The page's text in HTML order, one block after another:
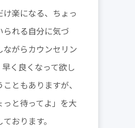
楽になる、ちょっ
られる自分に気づ
ながらカウンセリン
く良くなって欲し
ともありますが、
と待ってよ」を大
おります。